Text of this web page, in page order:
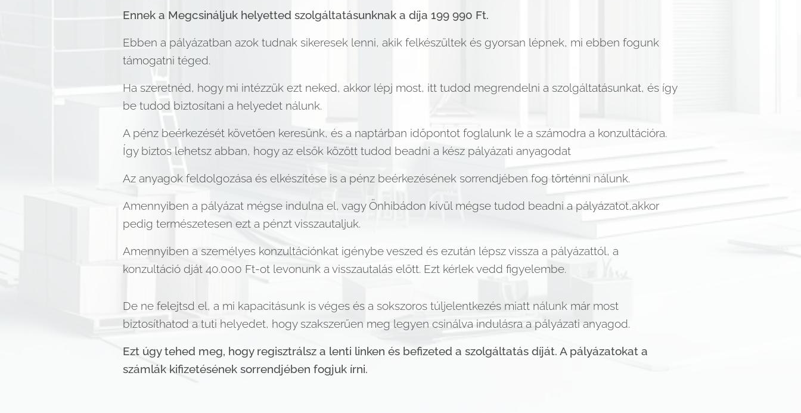
Ennek a Megcsináljuk helyetted szolgáltatásunknak a díja 199 990 Ft.
Ebben a pályázatban azok tudnak sikeresek lenni, akik felkészültek és gyorsan lépnek, mi ebben fogunk
támogatni téged.
Ha szeretnéd, hogy mi intézzük ezt neked, akkor lépj most, itt tudod megrendelni a szolgáltatásunkat, és így
be tudod biztosítani a helyedet nálunk.
A pénz beérkezését követően keresünk, és a naptárban időpontot foglalunk le a számodra a konzultációra.
Így biztos lehetsz abban, hogy az elsők között tudod beadni a kész pályázati anyagodat
Az anyagok feldolgozása és elkészítése is a pénz beérkezésének sorrendjében fog történni nálunk.
Amennyiben a pályázat mégse indulna el, vagy Önhibádon kívül mégse tudod beadni a pályázatot,akkor
pedig természetesen ezt a pénzt visszautaljuk.
Amennyiben a személyes konzultációnkat igénybe veszed és ezután lépsz vissza a pályázattól, a
konzultáció dját 40.000 Ft-ot levonunk a visszautalás előtt. Ezt kérlek vedd figyelembe.
De ne felejtsd el, a mi kapacitásunk is véges és a sokszoros túljelentkezés miatt nálunk már most
biztosíthatod a tuti helyedet, hogy szakszerűen meg legyen csinálva indulásra a pályázati anyagod.
Ezt úgy tehed meg, hogy regisztrálsz a lenti linken és befizeted a szolgáltatás díját. A pályázatokat a
számlák kifizetésének sorrendjében fogjuk írni.